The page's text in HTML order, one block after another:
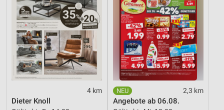
4 km
Dieter Knoll
2,3 km
Angebote ab 06.08.